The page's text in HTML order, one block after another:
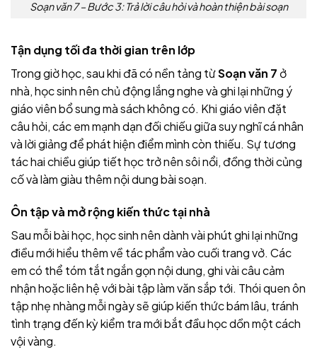
Soạn văn 7 – Bước 3: Trả lời câu hỏi và hoàn thiện bài soạn
Tận dụng tối đa thời gian trên lớp
Trong giờ học, sau khi đã có nền tảng từSoạn văn 7 ở
nhà, học sinh nên chủ động lắng nghe và ghi lại những ý
giáo viên bổ sung mà sách không có. Khi giáo viên đặt
câu hỏi, các em mạnh dạn đối chiếu giữa suy nghĩ cá nhân
và lời giảng để phát hiện điểm mình còn thiếu. Sự tương
tác hai chiều giúp tiết học trở nên sôi nổi, đồng thời củng
cố và làm giàu thêm nội dung bài soạn.
Ôn tập và mở rộng kiến thức tại nhà
Sau mỗi bài học, học sinh nên dành vài phút ghi lại những
điều mới hiểu thêm về tác phẩm vào cuối trang vở. Các
em có thể tóm tắt ngắn gọn nội dung, ghi vài câu cảm
nhận hoặc liên hệ với bài tập làm văn sắp tới. Thói quen ôn
tập nhẹ nhàng mỗi ngày sẽ giúp kiến thức bám lâu, tránh
tình trạng đến kỳ kiểm tra mới bắt đầu học dồn một cách
vội vàng.